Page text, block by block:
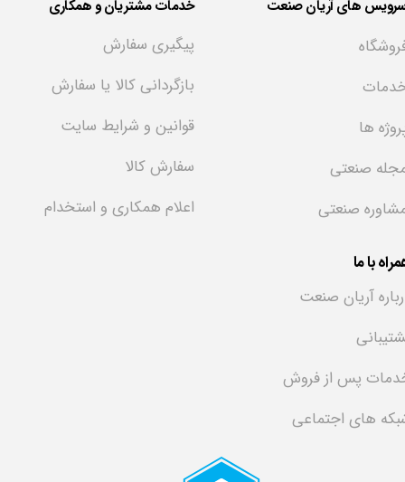
های آریان صنعت خدمات مشتریان و همکاری
با ما
ها
صنعتی
صنعتی
پیگیری سفارش
بازگردانی کالا یا سفارش
قوانین و شرایط سایت
سفارش کالا
اعلام همکاری و استخدام
آریان صنعت
پس از فروش
های اجتماعی